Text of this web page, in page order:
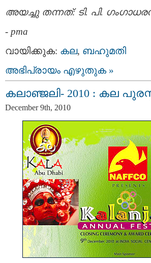
അയച്ചു തന്നത്: ടി. പി.
- pma
വായിക്കുക: കല, ബഹുമതി
അഭിപ്രായം എഴുതുക »
കലാഞ്ജലി- 2010 : കല
December 9th, 2010